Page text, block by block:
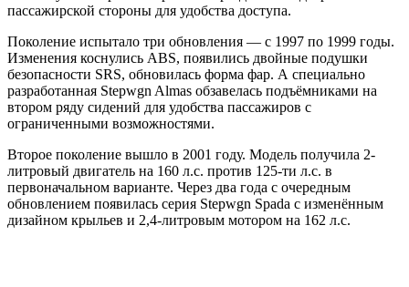
пассажирской стороны для удобства доступа.
Поколение испытало три обновления — с 1997 по 1999 годы.
Изменения коснулись ABS, появились двойные подушки
безопасности SRS, обновилась форма фар. А специально
разработанная Stepwgn Almas обзавелась подъёмниками на
втором ряду сидений для удобства пассажиров с
ограниченными возможностями.
Второе поколение вышло в 2001 году. Модель получила 2-
литровый двигатель на 160 л.с. против 125-ти л.с. в
первоначальном варианте. Через два года с очередным
обновлением появилась серия Stepwgn Spada с изменённым
дизайном крыльев и 2,4-литровым мотором на 162 л.с.